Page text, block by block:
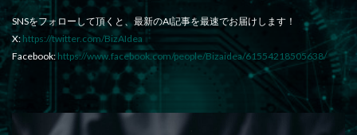
SNSをフォローして頂くと、最新のAI記事を最速でお届けします！
X: https://twitter.com/BizAIdea
Facebook: https://www.facebook.com/people/Bizaidea/61554218505638/